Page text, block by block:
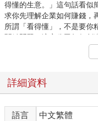
得懂的生意。」這句話看
求你先理解企業如何賺錢，
所謂「看得懂」，不是要你
關鍵問題：這家公司如何創
來三到五年，它還能維持競
這一章，我想帶你建立「企
值——因為當你真正看懂一
你走進一家麵包店，看到櫥
詳細資料
語言 中文繁體